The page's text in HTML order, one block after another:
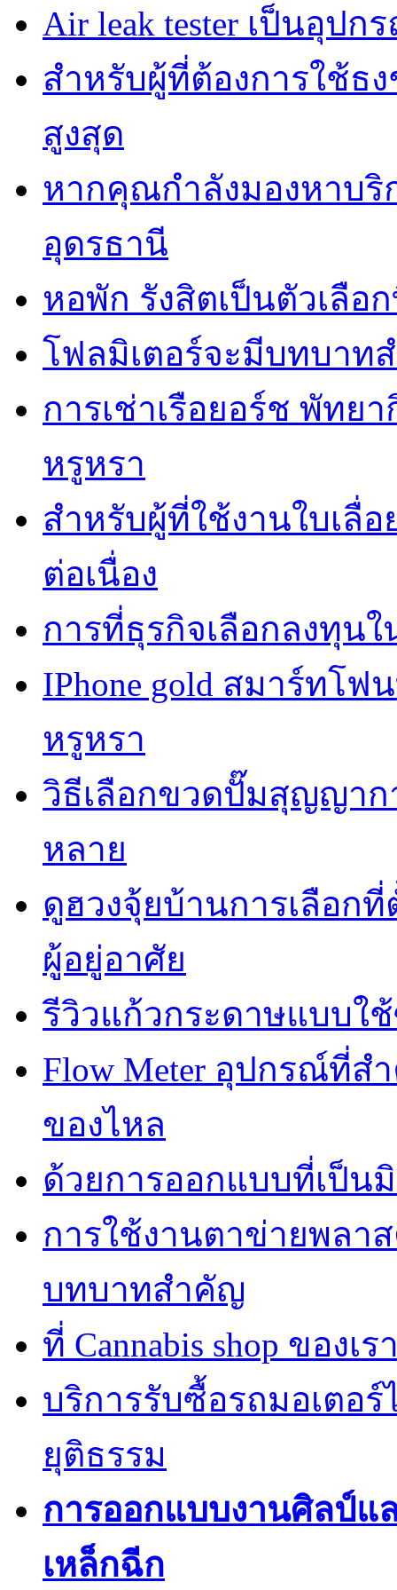
Air leak tester เป็นอุป
สำหรับผู้ที่ต้องการใช้ธ
สูงสุด
หากคุณกำลังมองหาบริ
อุดรธานี
หอพัก รังสิตเป็นตัวเลือ
โฟลมิเตอร์จะมีบทบา
การเช่าเรือยอร์ช พัทย
หรูหรา
สำหรับผู้ที่ใช้งานใบเลื่
ต่อเนื่อง
การที่ธุรกิจเลือกลงทุน
IPhone gold สมาร์ทโ
หรูหรา
วิธีเลือกขวดปั๊มสุญญาก
หลาย
ดูฮวงจุ้ยบ้านการเลือก
ผู้อยู่อาศัย
รีวิวแก้วกระดาษแบบใ
Flow Meter อุปกรณ์ที่ส
ของไหล
ด้วยการออกแบบที่เป็นมิ
การใช้งานตาข่ายพลา
บทบาทสำคัญ
ที่ Cannabis shop ของ
บริการรับซื้อรถมอเตอ
ยุติธรรม
การออกแบบงานศิลป์แ
เหล็กฉีก